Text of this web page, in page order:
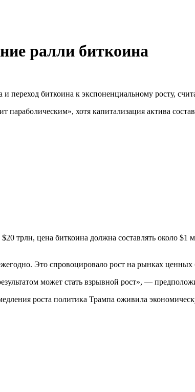
ралли биткоина
переход биткоина к экспоненциальному росту,
хотя капитализация актива
трлн, цена биткоина должна составлять около
Это спровоцировало рост на рынках ценных
может стать взрывной рост», —
роста политика Трампа оживила